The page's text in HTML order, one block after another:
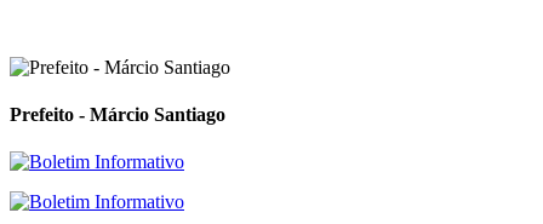
Prefeito - Márcio Santiago